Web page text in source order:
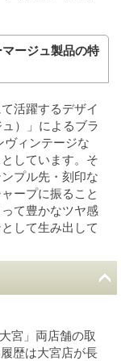
ージュ製品の特
活躍するデザイ
）」によるブラ
ヴィンテージな
しています。そ
プル先・刻印な
ープに振ること
て豊かなツヤ感
して生み出して
宮」両店舗の取
歴は大宮店が長